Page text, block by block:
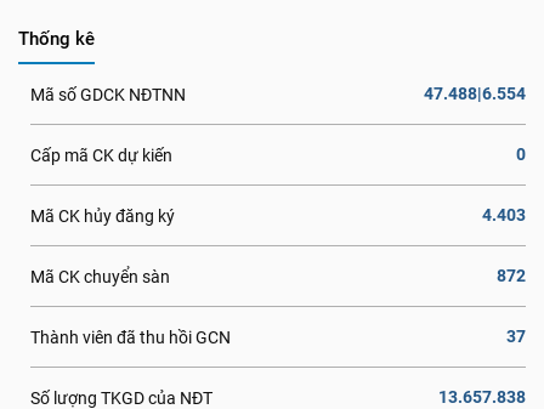
Thống kê
Mã số GDCK NĐTNN 47.488|6.554
Cấp mã CK dự kiến 0
Mã CK hủy đăng ký 4.403
Mã CK chuyển sàn 872
Thành viên đã thu hồi GCN 37
Số lượng TKGD của NĐT 13.657.838